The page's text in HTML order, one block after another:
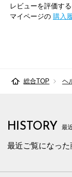
レビューを評価す
マイページの 購入
総合TOP ヘ
HISTORY 最
最近ご覧になった